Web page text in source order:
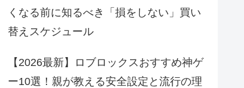
くなる前に知るべき「損をしない」買い
替えスケジュール
【2026最新】ロブロックスおすすめ神ゲ
ー10選！親が教える安全設定と流行の理